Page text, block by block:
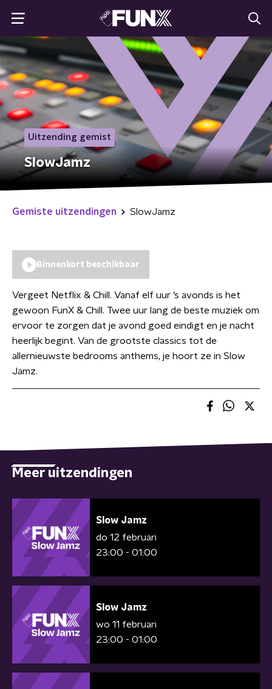
Uitzending gemist
SlowJamz
Gemiste uitzendingen SlowJamz
Binnenkort beschikbaar
Vergeet Netflix & Chill. Vanaf elf uur ’s avonds is het
gewoon FunX & Chill. Twee uur lang de beste muziek om
ervoor te zorgen dat je avond goed eindigt en je nacht
heerlijk begint. Van de grootste classics tot de
allernieuwste bedrooms anthems, je hoort ze in Slow
Jamz.
Meer uitzendingen
Slow Jamz
do 12 februari
23:00 - 01:00
Slow Jamz
wo 11 februari
23:00 - 01:00